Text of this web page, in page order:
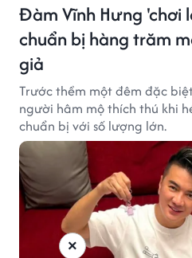
Đàm Vĩnh Hưng 'chơi
chuẩn bị hàng trăm
giả
Trước thềm một đêm đặc
người hâm mộ thích thú khi
chuẩn bị với số lượng lớn.
×